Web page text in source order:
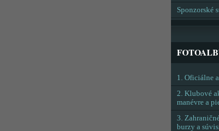
Sponzorské
1. Oficiálne
2. Klubové
manévre a
3.
burzy a